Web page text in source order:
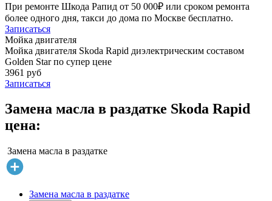
При ремонте Шкода Рапид от 50 000₽ или сроком ремонта
более одного дня, такси до дома по Москве бесплатно.
Записаться
Мойка двигателя
Мойка двигателя Skoda Rapid диэлектрическим составом
Golden Star по супер цене
3961 руб
Записаться
Замена масла в раздатке Skoda Rapid
цена:
Замена масла в раздатке
Замена масла в раздатке